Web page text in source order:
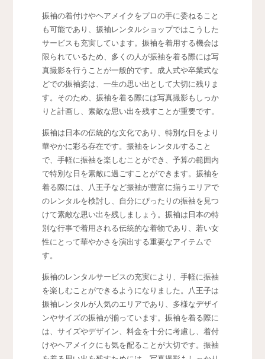
振袖の着付けやヘアメイクをプロの手に委ねること
も可能であり、振袖レンタルショップではこうした
サービスも充実しています。振袖を着用する機会は
限られているため、多くの人が振袖を着る際には写
真撮影を行うことが一般的です。成人式や卒業式な
どでの振袖姿は、一生の思い出として大切に残りま
す。そのため、振袖を着る際には写真撮影もしっか
りと計画し、素敵な思い出を残すことが重要です。
振袖は日本の伝統的な文化であり、特別な日をより
華やかに彩る存在です。振袖をレンタルすること
で、手軽に振袖を楽しむことができ、予算の範囲内
で特別な日を素敵に過ごすことができます。振袖を
着る際には、八王子など振袖が豊富に揃うエリアで
のレンタルを検討し、自分にぴったりの振袖を見つ
けて素敵な思い出を残しましょう。振袖は日本の特
別な行事で着用される伝統的な着物であり、若い女
性にとって華やかさを演出する重要なアイテムで
す。
振袖のレンタルサービスの充実により、手軽に振袖
を楽しむことができるようになりました。八王子は
振袖レンタルが人気のエリアであり、多様なデザイ
ンやサイズの振袖が揃っています。振袖を着る際に
は、サイズやデザイン、料金を十分に考慮し、着付
けやヘアメイクにも気を配ることが大切です。振袖